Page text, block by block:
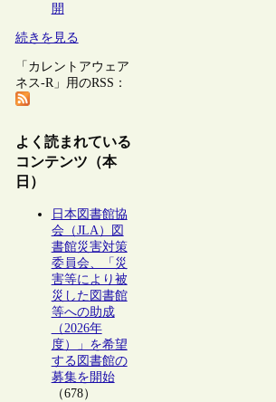
開
続きを見る
「カレントアウェア
ネス-R」用のRSS：
よく読まれている
コンテンツ（本
日）
日本図書館協
会（JLA）図
書館災害対策
委員会、「災
害等により被
災した図書館
等への助成
（2026年
度）」を希望
する図書館の
募集を開始
（678）